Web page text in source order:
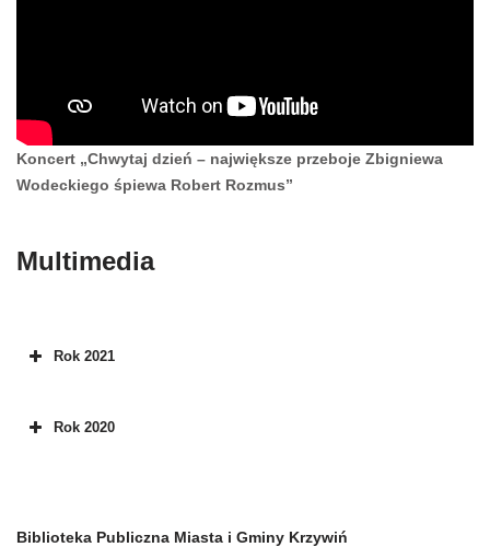
Koncert „Chwytaj dzień – największe przeboje Zbigniewa
Wodeckiego śpiewa Robert Rozmus”
Multimedia
Rok 2021
Rok 2020
Biblioteka Publiczna Miasta i Gminy Krzywiń